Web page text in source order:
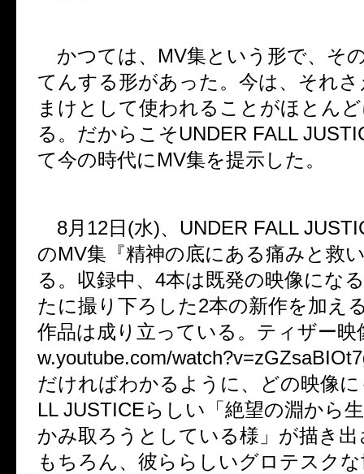
かつては、 MV集という形で、そ
てんする形があった。今は、それ
まけとして使われることがほとん
る。だからこそUNDER FALL
て今の時代に MV集を提示した。
8月 12日 (水)、 UNDER FALL
のMV集『精神の底にある痛みと救
る。収録中、 4本は既発の映像にな
たに撮り下ろした2本の新作を加え
作品は成り立っている。ティザー映
w.youtube.com/
だければわかるように、どの映像
LL JUSTICEらしい「絶望の淵から
かみ取ろうとしている様」が描き
もちろん、彼ららしいグロテスク